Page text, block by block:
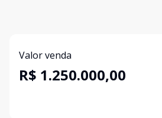
Valor venda
R$ 1.250.000,00